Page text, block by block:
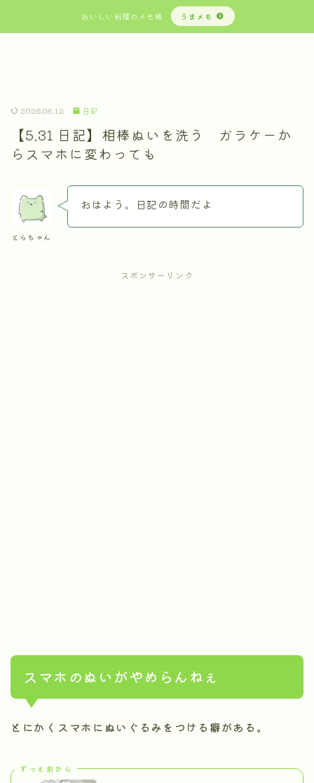
おいしい料理のメモ帳 うまメモ
2026.06.12 日記
【5.31 日記】相棒ぬいを洗う ガラケーか
らスマホに変わっても
とらちゃん
おはよう。日記の時間だよ
スポンサーリンク
スマホのぬいがやめらんねぇ
とにかくスマホにぬいぐるみをつける癖がある。
ずっと前から